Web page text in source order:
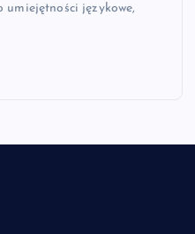
umiejętności językowe,